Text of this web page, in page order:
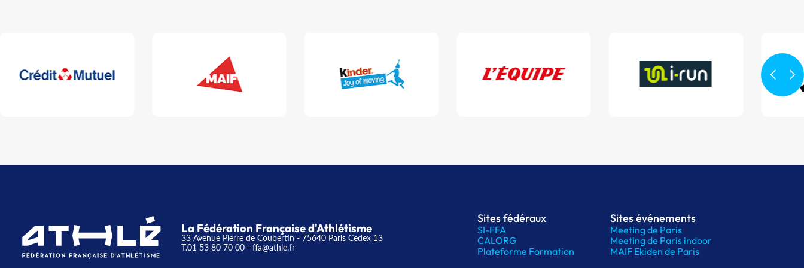
La Fédération Française d'Athlétisme
33 Avenue Pierre de Coubertin - 75640 Paris Cedex 13
T.01 53 80 70 00 - ffa@athle.fr
Sites fédéraux
SI-FFA
CALORG
Plateforme Formation
Sites événements
Meeting de Paris
Meeting de Paris indoor
MAIF Ekiden de Paris